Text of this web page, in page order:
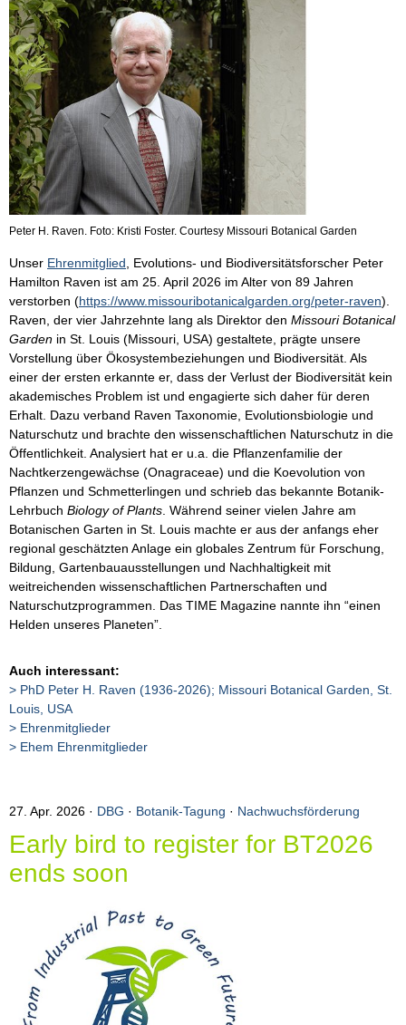
Peter H. Raven. Foto: Kristi Foster. Courtesy Missouri Botanical Garden
Unser Ehrenmitglied , Evolutions- und Biodiversitätsforscher Peter
Hamilton Raven ist am 25. April 2026 im Alter von 89 Jahren
verstorben (https://www.missouribotanicalgarden.org/peter-raven).
Raven, der vier Jahrzehnte lang als Direktor den Missouri Botanical
Garden in St. Louis (Missouri, USA) gestaltete, prägte unsere
Vorstellung über Ökosystembeziehungen und Biodiversität. Als
einer der ersten erkannte er, dass der Verlust der Biodiversität kein
akademisches Problem ist und engagierte sich daher für deren
Erhalt. Dazu verband Raven Taxonomie, Evolutionsbiologie und
Naturschutz und brachte den wissenschaftlichen Naturschutz in die
Öffentlichkeit. Analysiert hat er u.a. die Pflanzenfamilie der
Nachtkerzengewächse (Onagraceae) und die Koevolution von
Pflanzen und Schmetterlingen und schrieb das bekannte Botanik-
Lehrbuch Biology of Plants . Während seiner vielen Jahre am
Botanischen Garten in St. Louis machte er aus der anfangs eher
regional geschätzten Anlage ein globales Zentrum für Forschung,
Bildung, Gartenbauausstellungen und Nachhaltigkeit mit
weitreichenden wissenschaftlichen Partnerschaften und
Naturschutzprogrammen. Das TIME Magazine nannte ihn “einen
Helden unseres Planeten”.
Auch interessant:
PhD Peter H. Raven (1936-2026); Missouri Botanical Garden, St.
Louis, USA
Ehrenmitglieder
Ehem Ehrenmitglieder
27. Apr. 2026 DBG · Botanik-Tagung · Nachwuchsförderung
Early bird to register for BT2026
ends soon